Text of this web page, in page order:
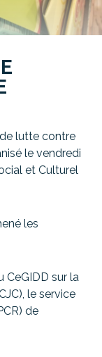
lutte contre
le vendredi
et Culturel
les
CeGIDD sur la
le service
de